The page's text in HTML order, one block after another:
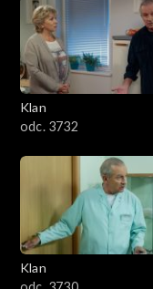
Klan
odc. 3732
Klan